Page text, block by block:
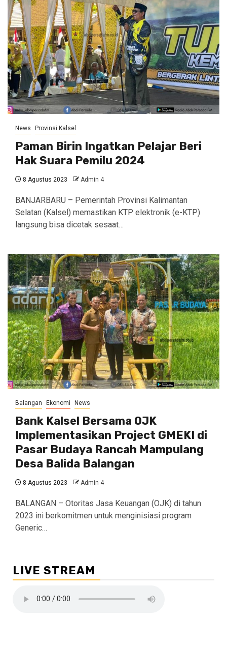
News Provinsi Kalsel
Paman Birin Ingatkan Pelajar Beri
Hak Suara Pemilu 2024
8 Agustus 2023 Admin 4
BANJARBARU – Pemerintah Provinsi Kalimantan
Selatan (Kalsel) memastikan KTP elektronik (e-KTP)
langsung bisa dicetak sesaat…
Balangan Ekonomi News
Bank Kalsel Bersama OJK
Implementasikan Project GMEKI di
Pasar Budaya Rancah Mampulang
Desa Balida Balangan
8 Agustus 2023 Admin 4
BALANGAN – Otoritas Jasa Keuangan (OJK) di tahun
2023 ini berkomitmen untuk menginisiasi program
Generic…
LIVE STREAM